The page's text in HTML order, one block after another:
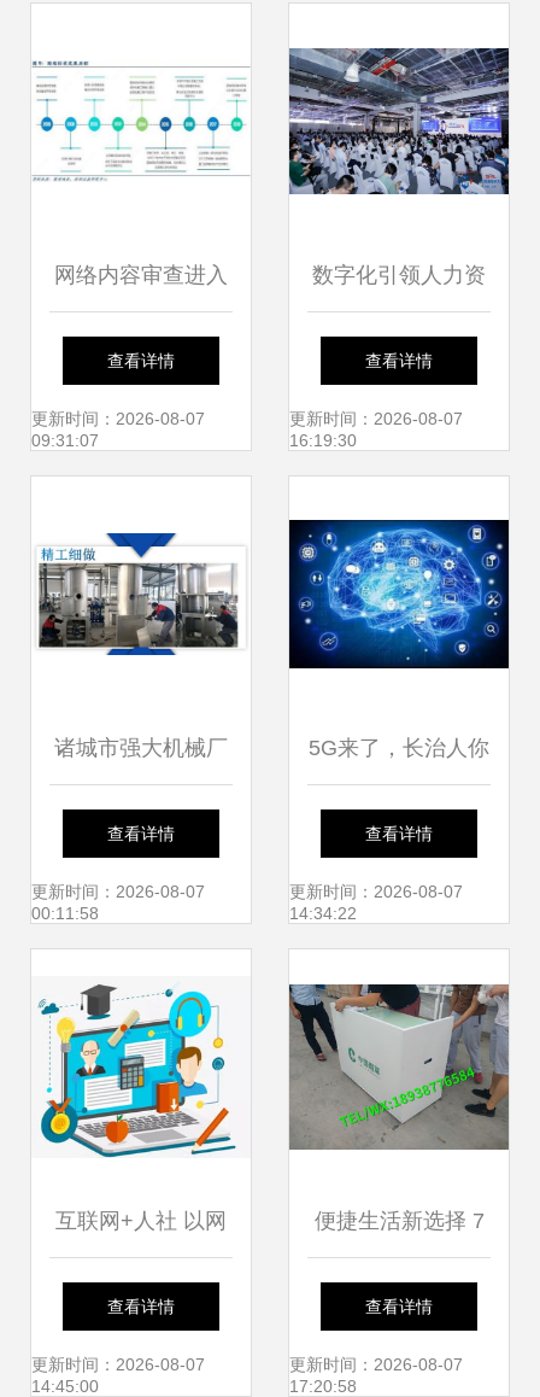
网络内容审查进入
黄金发展期，VPN
服务等四大细分领
查看详情
更新时间：2026-08-07
09:31:07
数字化引领人力资
源新未来 金柚网亮
相国际人力资源技
查看详情
更新时间：2026-08-07
16:19:30
诸城市强大机械厂
香椿芽与瓜子真空
油炸设备的专业制
查看详情
更新时间：2026-08-07
00:11:58
5G来了，长治人你
准备好了吗？——
拥抱网络技术新变
查看详情
更新时间：2026-08-07
14:34:22
互联网+人社 以网
络技术服务点亮便
捷民生之路
查看详情
更新时间：2026-08-07
14:45:00
便捷生活新选择 7
天到货斜坡烟柜，
厂门口便利店的安
查看详情
更新时间：2026-08-07
17:20:58